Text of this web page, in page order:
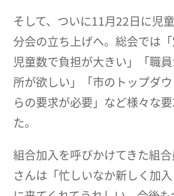
そして、ついに11月22日に児
分会の立ち上げへ。総会では
児童数で負担が大きい」「職
所が欲しい」「市のトップダ
らの要求が必要」など様々な
た。
組合加入を呼びかけてきた組
さんは「忙しいなか新しく加